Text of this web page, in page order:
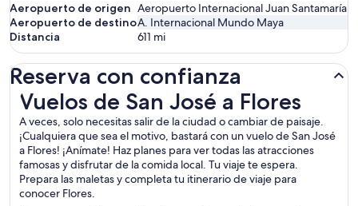
Aeropuerto de origen Aeropuerto Internacional Juan Santamaría
Aeropuerto de destinoA. Internacional Mundo Maya
Distancia
611 mi
Reserva con confianza
Vuelos de San José a Flores
A veces, solo necesitas salir de la ciudad o cambiar de paisaje.
¡Cualquiera que sea el motivo, bastará con un vuelo de San José
a Flores! ¡Anímate! Haz planes para ver todas las atracciones
famosas y disfrutar de la comida local. Tu viaje te espera.
Prepara las maletas y completa tu itinerario de viaje para
conocer Flores.
Vuelos de San José a Flores